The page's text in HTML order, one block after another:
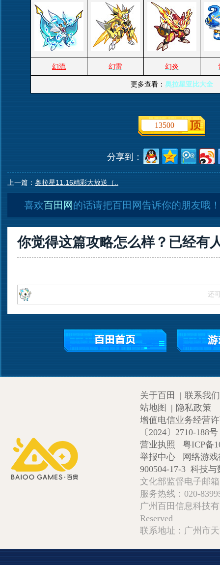
幻流 幻雷 幻炎
更多查看： 奥拉星亚比大全
13500
分享到：
上一篇： 奥拉星11.16精彩大放送（..
喜欢百田网的话请把百田网告诉你的朋友哦
你觉得这篇攻略怎么样？已经有
还
关于百田 | 联系我们
站地图
| 隐私政策
增值电信业务经营
〔2024〕2710-188号
营业执照
粤ICP备
举报中心
网络游
900504-17-3 科技与
文化部监督电子邮
服务热线：020-
广州百田信息科技
Reserved
联系地址：广州市